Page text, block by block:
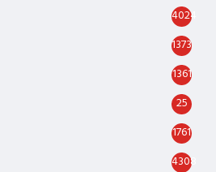
4024
1373
1361
25
1761
4308